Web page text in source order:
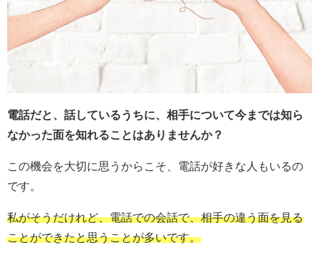
電話だと、話しているうちに、相手について今までは知ら
なかった面を知れることはありませんか？
この機会を大切に思うからこそ、電話が好きな人もいるの
です。
私がそうだけれど、電話での会話で、相手の違う面を見る
ことができたと思うことが多いです。